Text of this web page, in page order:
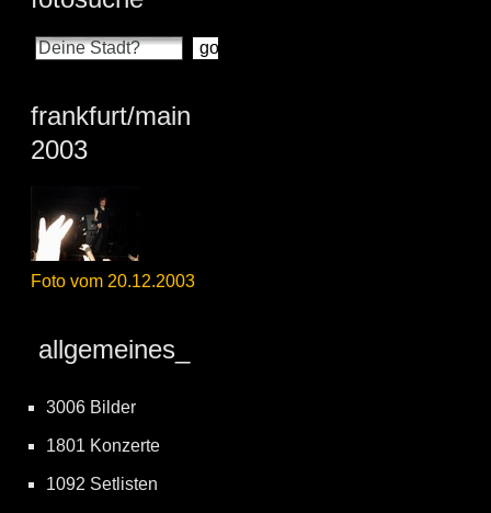
frankfurt/main
2003
Foto vom 20.12.2003
allgemeines_
3006 Bilder
1801 Konzerte
1092 Setlisten